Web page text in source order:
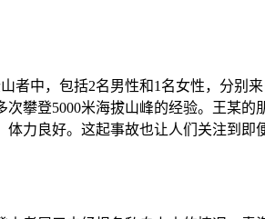
者中，包括2名男性和1名女性，分别
攀登5000米海拔山峰的经验。王某的
力良好。这起事故也让人们关注到即